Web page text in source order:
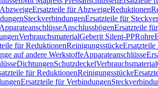
AbzweigeErsatzteile für AbzweigeReduktionen
SteckverbindungenErsatzteile für
AnschlussbögenErsatzteile
VerbrauchsmaterialGeberit Silent-PPRohre
für ReduktionenReinigungsstücke
auf andere WerkstoffeApparateanschlüsse
DichtungenSchutzdeckelVerbrauchsmaterial
für ReduktionenReinigungsstücke
Ersatzteile für Verbindungen